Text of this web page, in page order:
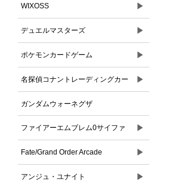
WIXOSS ▶
デュエルマスターズ ▶
ポケモンカードゲーム ▶
名探偵コナントレーディングカー
ドゲーム
▶
ガンダムウォーネグザ
ファイアーエムブレム0サイファ ▶
Fate/Grand Order Arcade ▶
アンジュ・ユナイト ▶